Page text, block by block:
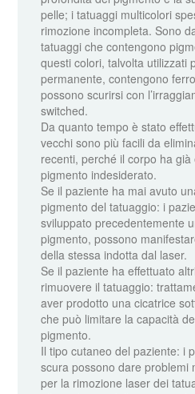
pelle; i tatuaggi multicolori
rimozione incompleta. Sono
tatuaggi che contengono
questi colori, talvolta utilizzati
permanente, contengono
possono scurirsi con
switched.
Da quanto tempo è stato
vecchi sono più facili da
recenti, perché il corpo ha
pigmento indesiderato.
Se il paziente ha mai avuto
pigmento del tatuaggio: i
sviluppato precedentemente
pigmento, possono
della stessa indotta dal laser.
Se il paziente ha effettuato
rimuovere il tatuaggio:
aver prodotto una cicatrice
che può limitare la capacità
pigmento.
Il tipo cutaneo del paziente: i
scura possono dare problemi
per la rimozione laser dei